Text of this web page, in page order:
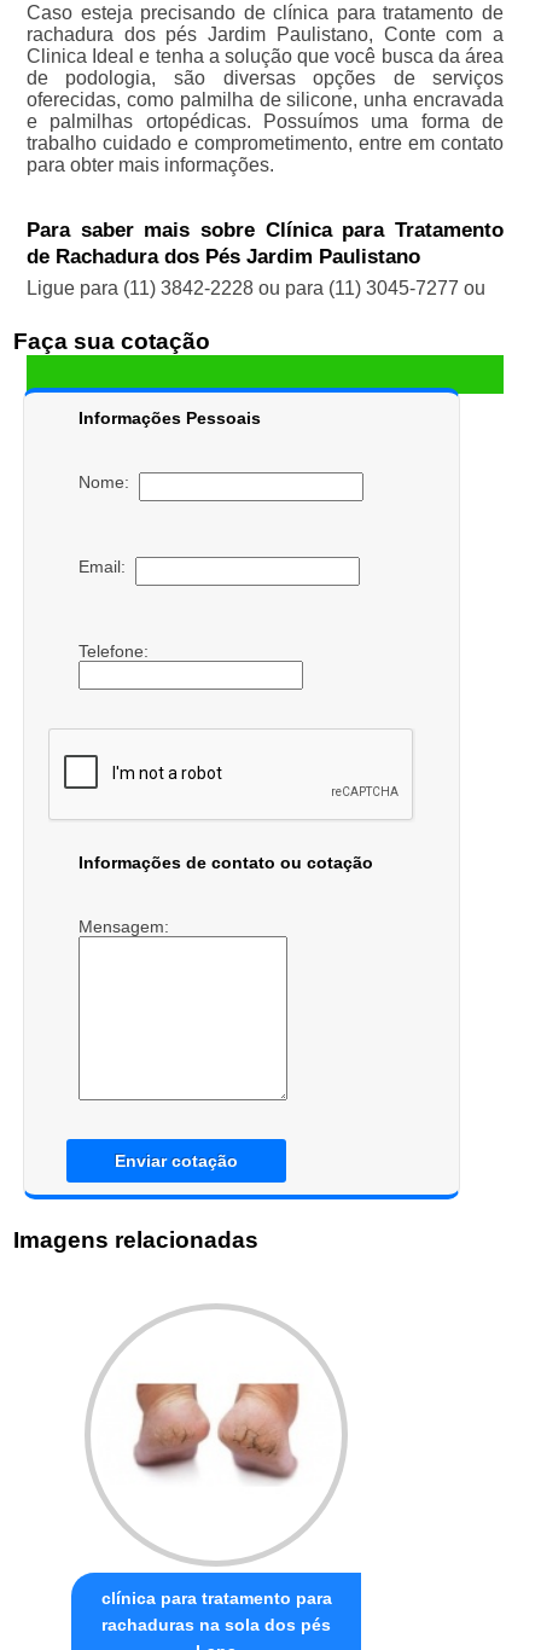
Caso esteja precisando de clínica para tratamento de
rachadura dos pés Jardim Paulistano, Conte com a
Clinica Ideal e tenha a solução que você busca da área
de podologia, são diversas opções de serviços
oferecidas, como palmilha de silicone, unha encravada
e palmilhas ortopédicas. Possuímos uma forma de
trabalho cuidado e comprometimento, entre em contato
para obter mais informações.
Para saber mais sobre Clínica para Tratamento
de Rachadura dos Pés Jardim Paulistano
Ligue para (11) 3842-2228ou para (11) 3045-7277 ou
Faça sua cotação
Informações Pessoais
Nome:
Email:
Telefone:
Informações de contato ou cotação
Mensagem:
Enviar cotação
Imagens relacionadas
clínica para tratamento para
rachaduras na sola dos pés